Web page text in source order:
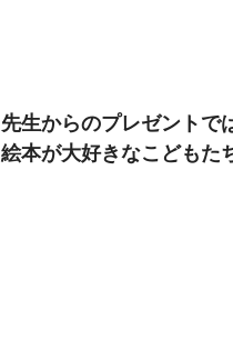
先生からのプレゼント
絵本が大好きなこどもた